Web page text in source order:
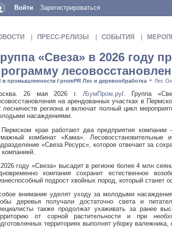
Войти Зарегистрироваться
ПРЕСС-РЕЛИЗЫ СОБЫТИЯ
«Свеза» в 2026 году
в промышленности / promPR Лес и деревообработка ■ Лес
26 мая 2026 г. /БумПром.ру/. Группа
на арендованных участках в
лесничеств региона и включат полный цикл
насаждениями.
крае работают два предприятия
комбинат «Кама». Лесовосстановительные
«Свеза Ресурс», которое отвечает за
компанией.
году «Свеза» высадит в регионе более 4 млн
компания сохранит естественное
подрост хвойных пород, который станет
внимание уделят уходу за молодыми
деревья получали достаточно света и
также продолжат ухаживать за ранее
от сорной растительности и при
территориях выполнят уборку валежника,